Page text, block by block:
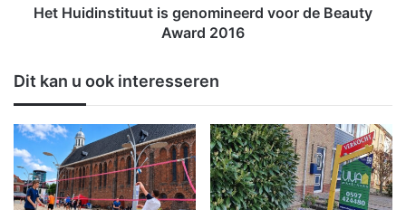
i
n
s
c
h
o
t
u
u
t
i
s
g
e
Het Huidinstituut is genomineerd voor de Beauty
Award 2016
Dit kan u ook interesseren